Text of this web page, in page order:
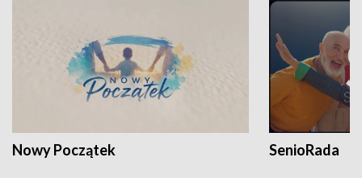
Nowy Początek SenioRada